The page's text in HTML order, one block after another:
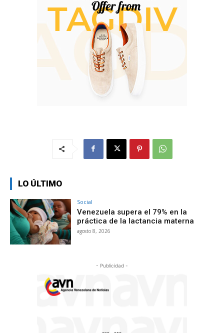
LO ÚLTIMO
Social
Venezuela supera el 79% en la
práctica de la lactancia materna
agosto 8, 2026
- Publicidad -